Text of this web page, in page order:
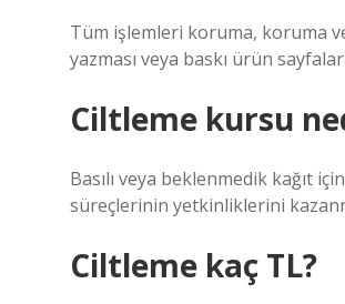
Tüm işlemleri koruma, koruma
yazması veya baskı ürün
Ciltleme kursu
Basılı veya beklenmedik kağıt
süreçlerinin yetkinliklerini
Ciltleme kaç TL?